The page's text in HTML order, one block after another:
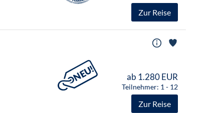
Zur Reise
ab 1.280 EUR
Teilnehmer: 1 - 12
Zur Reise